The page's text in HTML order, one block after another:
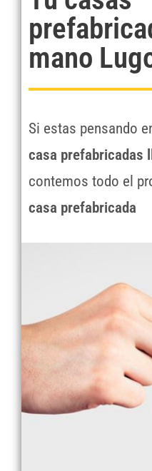
mano
Si estas pensando
casa prefabricadas
contemos todo el
casa prefabricada